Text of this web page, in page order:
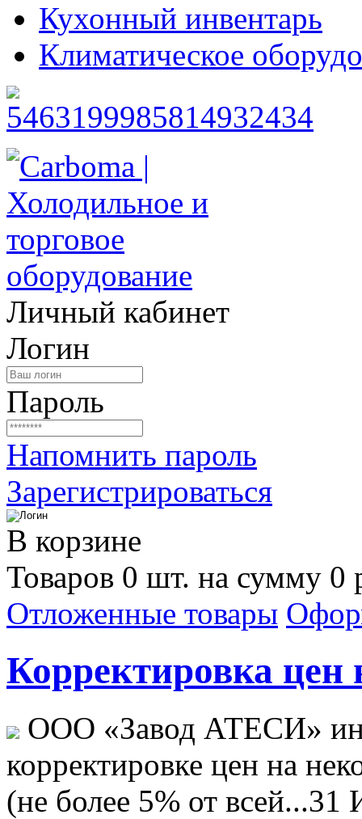
Кухонный инвентарь
Климатическое
Личный кабинет
Логин
Пароль
Напомнить пароль
Зарегистрироваться
В корзине
Товаров 0 шт. на сумму 0
Отложенные товары
Корректировка цен
ООО «Завод АТЕСИ»
корректировке цен на
(не более 5% от всей...31